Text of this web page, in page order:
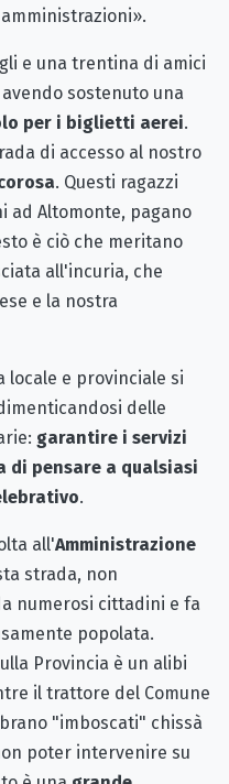
e una trentina di amici
sostenuto una
per i biglietti aerei.
di accesso al nostro
. Questi ragazzi
ad Altomonte, pagano
è ciò che meritano
all'incuria, che
e la nostra
locale e provinciale si
delle
garantire i servizi
pensare a qualsiasi
.
all'Amministrazione
strada, non
numerosi cittadini e fa
popolata.
Provincia è un alibi
il trattore del Comune
"imboscati" chissà
poter intervenire su